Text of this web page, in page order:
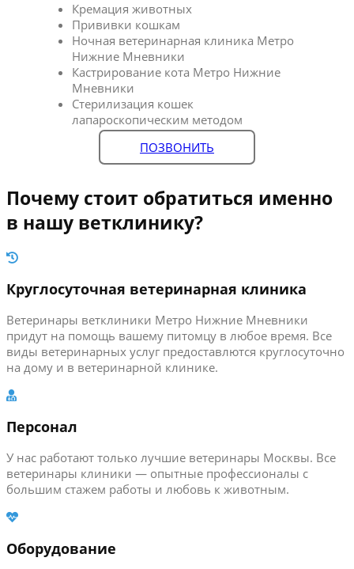
Кремация животных
Прививки кошкам
Ночная ветеринарная клиника Метро
Нижние Мневники
Кастрирование кота Метро Нижние
Мневники
Стерилизация кошек
лапароскопическим методом
ПОЗВОНИТЬ
Почему стоит обратиться именно
в нашу ветклинику?
Круглосуточная ветеринарная клиника
Ветеринары ветклиники Метро Нижние Мневники
придут на помощь вашему питомцу в любое время. Все
виды ветеринарных услуг предоставлются круглосуточно
на дому и в ветеринарной клинике.
Персонал
У нас работают только лучшие ветеринары Москвы. Все
ветеринары клиники — опытные профессионалы с
большим стажем работы и любовь к животным.
Оборудование